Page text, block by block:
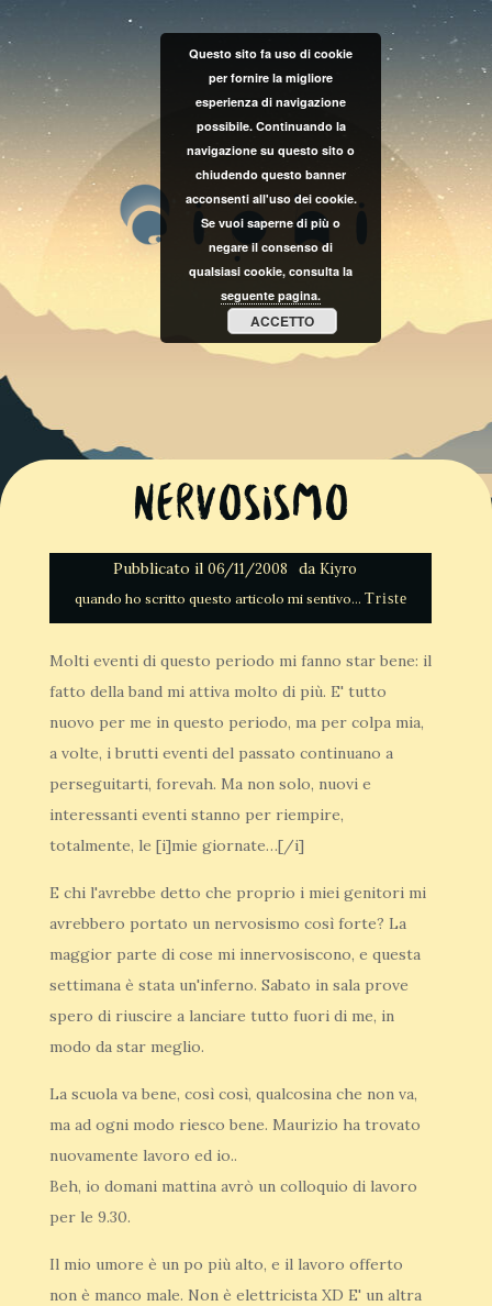
Nervosismo
Pubblicato il 06/11/2008 da Kiyro
Triste
Molti eventi di questo periodo mi fanno star bene: il
fatto della band mi attiva molto di più. E' tutto
nuovo per me in questo periodo, ma per colpa mia,
a volte, i brutti eventi del passato continuano a
perseguitarti, forevah. Ma non solo, nuovi e
interessanti eventi stanno per riempire,
totalmente, le [i]mie giornate…[/i]
E chi l'avrebbe detto che proprio i miei genitori mi
avrebbero portato un nervosismo così forte? La
maggior parte di cose mi innervosiscono, e questa
settimana è stata un'inferno. Sabato in sala prove
spero di riuscire a lanciare tutto fuori di me, in
modo da star meglio.
La scuola va bene, così così, qualcosina che non va,
ma ad ogni modo riesco bene. Maurizio ha trovato
nuovamente lavoro ed io..
Beh, io domani mattina avrò un colloquio di lavoro
per le 9.30.
Il mio umore è un po più alto, e il lavoro offerto
non è manco male. Non è elettricista XD E' un altra
Questo sito fa uso di cookie
per fornire la migliore
esperienza di navigazione
possibile. Continuando la
navigazione su questo sito o
chiudendo questo banner
acconsenti all'uso dei cookie.
Se vuoi saperne di più o
negare il consenso di
qualsiasi cookie, consulta la
seguente pagina.
ACCETTO